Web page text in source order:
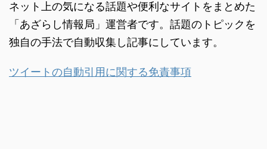
ネット上の気になる話題や便利なサイトをまとめた
「あざらし情報局」運営者です。話題のトピックを
独自の手法で自動収集し記事にしています。
ツイートの自動引用に関する免責事項